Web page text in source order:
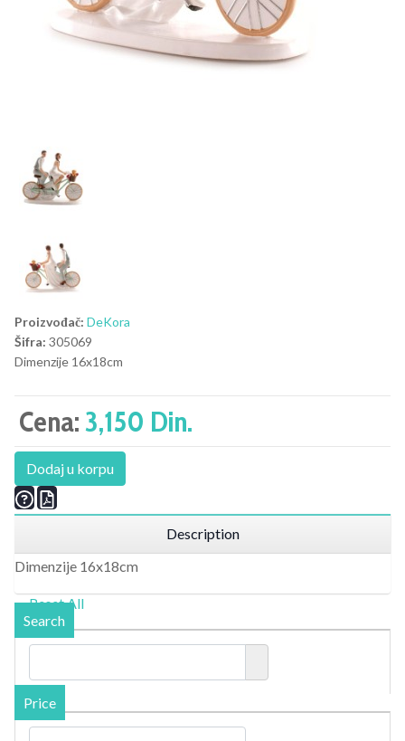
Proizvođač: DeKora
Šifra: 305069
Dimenzije 16x18cm
Cena:3,150 Din.
Dodaj u korpu
Description
Dimenzije 16x18cm
Reset All
Search
Price